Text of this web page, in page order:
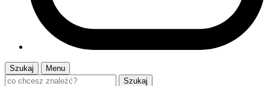
Szukaj
Menu
Szukaj